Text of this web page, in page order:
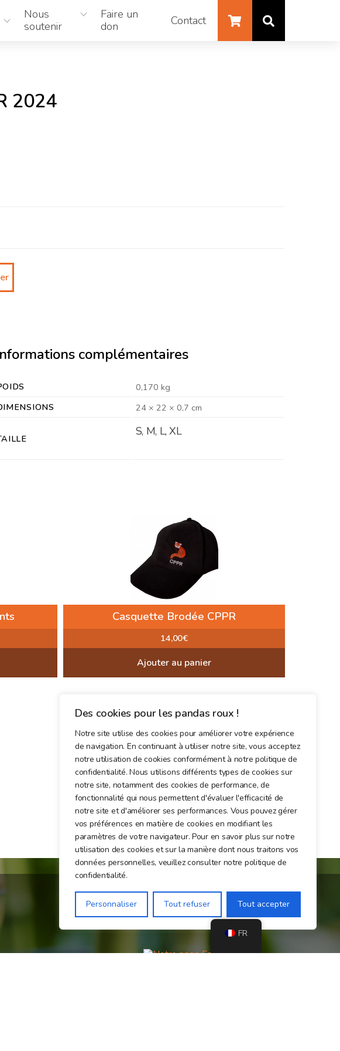
Des cookies pour les pandas roux !
Notre site utilise des cookies pour améliorer votre expérience
de navigation. En continuant à utiliser notre site, vous acceptez
notre utilisation de cookies conformément à notre politique de
confidentialité. Nous utilisons différents types de cookies sur
notre site, notamment des cookies de performance, de
fonctionnalité qui nous permettent d'évaluer l'efficacité de
notre site et d'améliorer ses performances. Vous pouvez gérer
vos préférences en matière de cookies en modifiant les
paramètres de votre navigateur. Pour en savoir plus sur notre
utilisation des cookies et sur la manière dont nous traitons vos
données personnelles, veuillez consulter notre politique de
confidentialité.
Personnaliser Tout refuser Tout accepter
Nous
soutenir
Faire un
don
Contact
2024
complémentaires
0,170 kg
24 × 22 × 0,7 cm
S, M, L, XL
Casquette Brodée CPPR
14,00€
Ajouter au panier
Rejoignez-nous sur les réseaux sociaux !
FR